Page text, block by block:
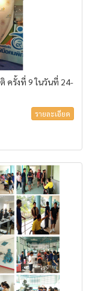
ครั้งที่ 9 ในวันที่ 24-
รายละเอียด